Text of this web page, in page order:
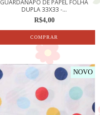
GUARDANAPO DE PAPEL FOLHA
DUPLA 33X33 -...
R$4,00
NOVO